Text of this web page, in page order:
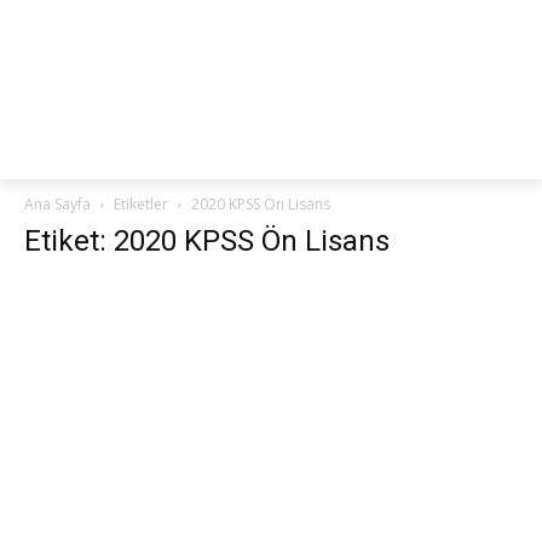
Ana Sayfa Etiketler 2020 KPSS Ön Lisans
Etiket: 2020 KPSS Ön Lisans